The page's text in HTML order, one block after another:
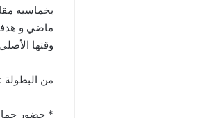
بخماسيه
ماضي و
وقتها
من البطولة
* حضور